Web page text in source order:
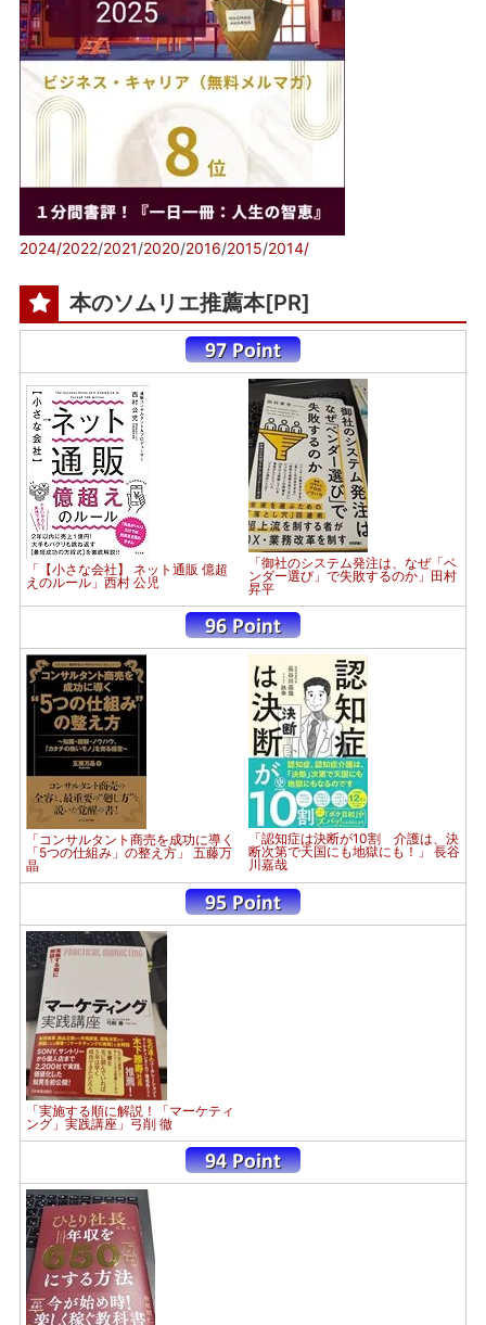
2024/2022/2021/2020/2016/2015/2014/
本のソムリエ推薦本[PR]
「【小さな会社】 ネット通販 億超
えのルール」西村 公児
「御社のシステム発注は、なぜ「ベ
ンダー選び」で失敗するのか」田村
昇平
「コンサルタント商売を成功に導く
「5つの仕組み」の整え方」 五藤万
晶
「認知症は決断が10割 介護は、決
断次第で天国にも地獄にも！」 長谷
川嘉哉
「実施する順に解説！「マーケティ
ング」実践講座」弓削 徹